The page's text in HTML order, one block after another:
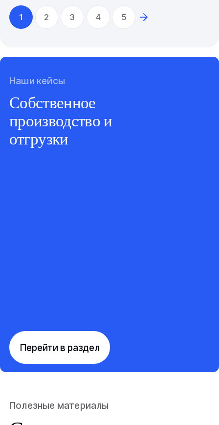
1 2 3 4 5
Наши кейсы
Собственное
производство и
отгрузки
Перейти в раздел
Полезные материалы